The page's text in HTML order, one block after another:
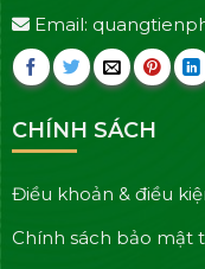
Email:
CHÍNH SÁCH
Điều khoản & điều
Chính sách bảo mật